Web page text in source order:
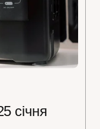
січня